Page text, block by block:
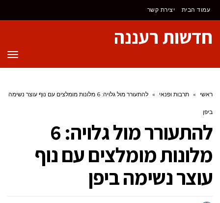
לתוכן
עמוד הבית יצירת קשר
חדשות רעננה
ראשי » תרבות ופנאי » להתעורר מול גלויה: 6 מלונות מומלצים עם נוף עוצר נשימה
ביפן
להתעורר מול גלויה: 6
מלונות מומלצים עם נוף
עוצר נשימה ביפן